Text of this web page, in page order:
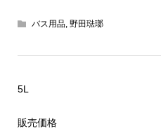
バス用品, 野田琺瑯
5L
販売価格